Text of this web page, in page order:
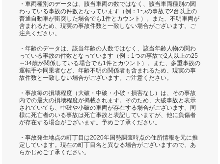
・車両種別のデータは、該当車両の数ではなく、該当車両種別の関
わっている事故の件数となっています（例：1つの事故で2台以上の
普通自動車が衝突した場合でも1件とカウント）。また、不明車両が
含まれるため、現実の事故件数と一致しない場合がございます。ご
注意ください。
・年齢のデータは、該当年齢の人数ではなく、該当年齢人物の関わ
っている事故の件数となっています（例：1つの事故で2人以上の25
～34歳が関係している場合でも1件とカウント）。また、多重事故の
運転手や同乗者など、年齢不明の関係者も含まれるため、現実の事
故件数と一致しない場合がございます。ご注意ください。
・事故毎の損壊程度（大破・中破・小破・損害なし）は、その事故
内での最大の損壊程度が掲載されます。そのため、大破事故と表示
されていても、中破や小破の車両が存在する場合がございます。同
様に死亡者のいる事故は死亡事故と表記していますが、他に負傷者
が存在する場合がございます。予めご了承ください。
・事故発生地点の町丁目は2020年国勢調査時点の住所情報を元に推
定しています。現在の町丁目名と異なる場合がございますので、あ
らかじめご了承ください。